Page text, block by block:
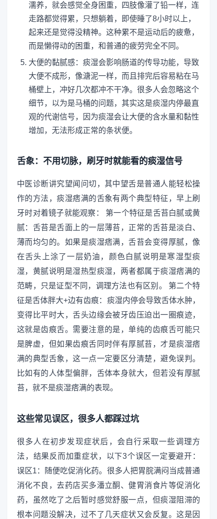
濡养，就会感觉全身困重，四肢像灌了铅一样，连
走路都觉得累，只想躺着，即使睡了8小时以上，
起来还是觉得没精神。这种累不是运动后的疲惫，
而是懒得动的困重，和普通的疲劳完全不同。
大便的黏腻感：痰湿会影响肠道的传导功能，导致
大便不成形，像溏泥一样，而且排完后容易粘在马
桶壁上，冲好几次都冲不干净。很多人会忽略这个
细节，以为是马桶的问题，其实这是痰湿内停最直
观的代谢信号，因为痰湿会让大便的含水量和黏性
增加，无法形成正常的条状便。
舌象：不用切脉，刷牙时就能看的痰湿信号
中医诊断讲究望闻问切，其中望舌是普通人能轻松操
作的方法，痰湿痞满的舌象有两个典型特征，早上刷
牙时对着镜子就能观察： 第一个特征是舌苔白腻或黄
腻：舌苔是舌面上的一层薄苔，正常的舌苔是淡白、
薄而均匀的。如果是痰湿痞满，舌苔会变得厚腻，像
在舌头上涂了一层奶油，颜色白腻说明是寒湿型痰
湿，黄腻说明是湿热型痰湿，两者都属于痰湿痞满的
范畴，只是证型不同，调理方法也有区别。 第二个特
征是舌体胖大+边有齿痕：痰湿内停会导致舌体水肿，
变得比平时大，舌头边缘会被牙齿压迫出一圈痕迹，
这就是齿痕舌。需要注意的是，单纯的齿痕舌可能只
是脾虚，但如果齿痕舌同时伴有厚腻苔，才是痰湿痞
满的典型舌象，这一点一定要区分清楚，避免误判。
比如有的人体型偏胖，舌体本身就大，但若没有厚腻
苔，就不是痰湿痞满的表现。
这些常见误区，很多人都踩过坑
很多人在初步发现症状后，会自行采取一些调理方
法，结果反而加重症状，以下3个误区一定要避开：
误区1：随便吃促消化药。很多人把胃脘满闷当成普通
消化不良，去药店买多潘立酮、健胃消食片等促消化
药，虽然吃了之后暂时感觉舒服一点，但痰湿阻滞的
根本问题没解决，过不了几天症状又会反复。这是因